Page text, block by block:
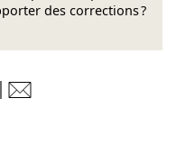
des corrections ?
LinkedIn
sur Mastodon
sur Bluesky
Partager sur Facebook